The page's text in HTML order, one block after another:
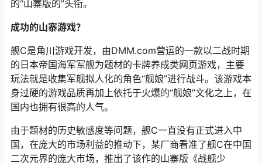
的“山寨版的”头衔。
成功的山寨游戏？
舰C是角川游戏开发，由DMM.com营运的一款以二战时期
的日本帝国海军军舰为题材的卡牌养成类网页游戏，主要
玩法就是收集军舰拟人化的角色“舰娘”进行战斗。该游戏本
身过硬的游戏品质再加上依托于火爆的“舰娘”文化之上，在
国内也拥有很高的人气。
由于题材的历史敏感度等问题，舰C一直没有正式进入中
国，在庞大的市场利益的推动下，某厂商看准了舰C在中国
二次元界的庞大市场，推出了该作的山寨版《战舰少